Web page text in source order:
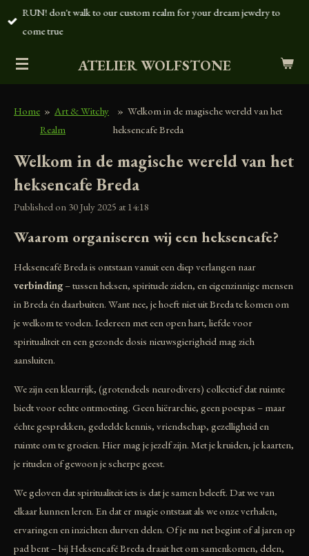
Skip
content
ATELIER WOLFSTONE
RUN! don't walk to our custom realm for your dream jewelry to
come true
Home » Art & Witchy
Realm
» Welkom in de magische wereld van het
heksencafe Breda
Welkom in de magische wereld van het
heksencafe Breda
Published on 30 July 2025 at 14:18
Waarom organiseren wij een heksencafe?
Heksencafé Breda is ontstaan vanuit een diep verlangen naar
verbinding– tussen heksen, spirituele zielen, en eigenzinnige mensen
in Breda én daarbuiten. Want nee, je hoeft niet uit Breda te komen om
je welkom te voelen. Iedereen met een open hart, liefde voor
spiritualiteit en een gezonde dosis nieuwsgierigheid mag zich
aansluiten.
We zijn een kleurrijk, (grotendeels neurodivers) collectief dat ruimte
biedt voor echte ontmoeting. Geen hiërarchie, geen poespas – maar
échte gesprekken, gedeelde kennis, vriendschap, gezelligheid en
ruimte om te groeien. Hier mag je jezelf zijn. Met je kruiden, je kaarten,
je rituelen of gewoon je scherpe geest.
We geloven dat spiritualiteit iets is dat je samen beleeft. Dat we van
elkaar kunnen leren. En dat er magie ontstaat als we onze verhalen,
ervaringen en inzichten durven delen. Of je nu net begint of al jaren op
pad bent – bij Heksencafé Breda draait het om samenkomen, delen,